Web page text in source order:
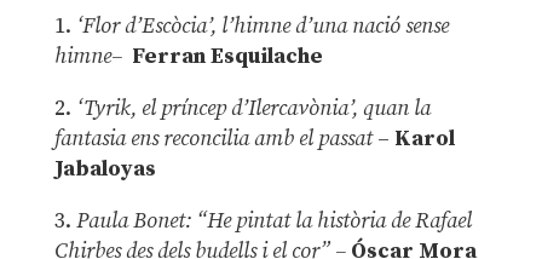
1. ‘Flor d’Escòcia’, l’himne d’una nació sense
himne– Ferran Esquilache
2. ‘Tyrik, el príncep d’Ilercavònia’, quan la
fantasia ens reconcilia amb el passat– Karol
Jabaloyas
3. Paula Bonet: “He pintat la història de Rafael
Chirbes des dels budells i el cor” –Óscar Mora